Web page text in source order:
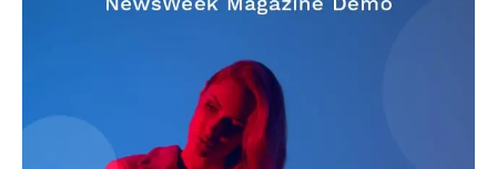
AIN NEWS 1
Contact Us
About Us